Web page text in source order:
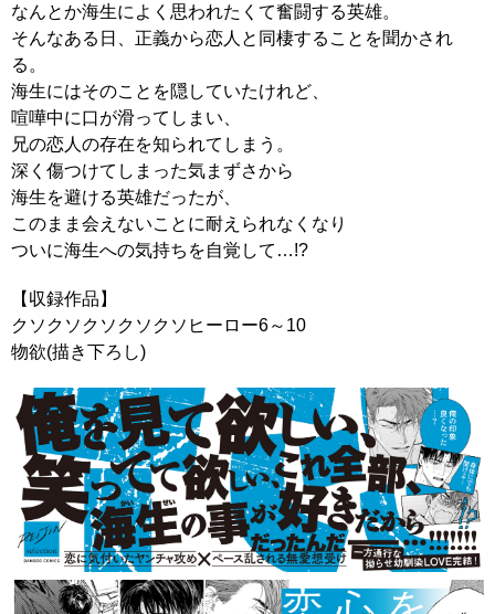
なんとか海生によく思われたくて奮闘する英雄。
そんなある日、正義から恋人と同棲することを聞かされ
る。
海生にはそのことを隠していたけれど、
喧嘩中に口が滑ってしまい、
兄の恋人の存在を知られてしまう。
深く傷つけてしまった気まずさから
海生を避ける英雄だったが、
このまま会えないことに耐えられなくなり
ついに海生への気持ちを自覚して…!?
【収録作品】
クソクソクソクソクソヒーロー6～10
物欲(描き下ろし)